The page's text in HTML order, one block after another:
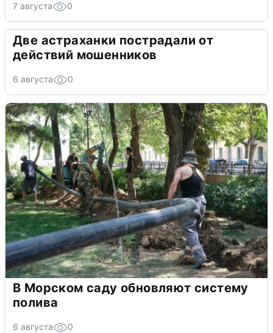
7 августа 0
Две астраханки пострадали от
действий мошенников
6 августа 0
В Морском саду обновляют систему
полива
6 августа 0